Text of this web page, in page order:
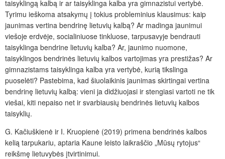
taisyklingą kalbą ir ar taisyklinga kalba yra gimnazistui vertybė.
Tyrimu ieškoma atsakymų į tokius probleminius klausimus: kaip
jaunimas vertina bendrinę lietuvių kalbą? Ar madinga jaunimui
viešoje erdvėje, socialiniuose tinkluose, tarpusavyje bendrauti
taisyklinga bendrine lietuvių kalba? Ar, jaunimo nuomone,
taisyklingos bendrinės lietuvių kalbos vartojimas yra prestižas? Ar
gimnazistams taisyklinga kalba yra vertybė, kurią tikslinga
puoselėti? Pastebima, kad šiuolaikinis jaunimas skirtingai vertina
bendrinę lietuvių kalbą: vieni ja didžiuojasi ir stengiasi vartoti ne tik
viešai, kiti nepaiso net ir svarbiausių bendrinės lietuvių kalbos
taisyklių.
G. Kačiuškienė ir I. Kruopienė (2019) primena bendrinės kalbos
kelią tarpukariu, aptaria Kaune leisto laikraščio „Mūsų rytojus“
reikšmę lietuvybės įtvirtinimui.